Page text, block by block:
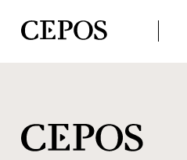
CEPOS logo